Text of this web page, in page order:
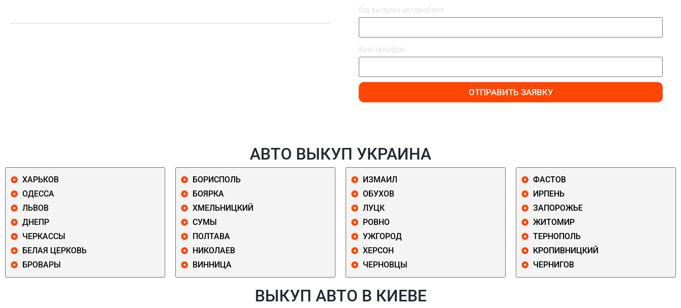
Год выпуска автомобиля
Ваш телефон
ОТПРАВИТЬ ЗАЯВКУ
АВТО ВЫКУП УКРАИНА
ХАРЬКОВ
ОДЕССА
ЛЬВОВ
ДНЕПР
ЧЕРКАССЫ
БЕЛАЯ ЦЕРКОВЬ
БРОВАРЫ
БОРИСПОЛЬ
БОЯРКА
ХМЕЛЬНИЦКИЙ
СУМЫ
ПОЛТАВА
НИКОЛАЕВ
ВИННИЦА
ИЗМАИЛ
ОБУХОВ
ЛУЦК
РОВНО
УЖГОРОД
ХЕРСОН
ЧЕРНОВЦЫ
ФАСТОВ
ИРПЕНЬ
ЗАПОРОЖЬЕ
ЖИТОМИР
ТЕРНОПОЛЬ
КРОПИВНИЦКИЙ
ЧЕРНИГОВ
ВЫКУП АВТО В КИЕВЕ